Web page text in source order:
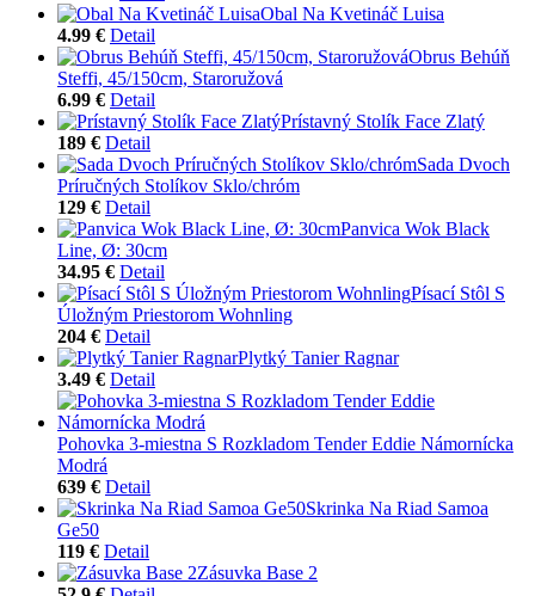
Obal Na Kvetináč Luisa
4.99 € Detail
Obrus Behúň
Steffi, 45/150cm, Staroružová
6.99 € Detail
Prístavný Stolík Face Zlatý
189 € Detail
Sada Dvoch
Príručných Stolíkov Sklo/chróm
129 € Detail
Panvica Wok Black
Line, Ø: 30cm
34.95 € Detail
Písací Stôl S
Úložným Priestorom Wohnling
204 € Detail
Plytký Tanier Ragnar
3.49 € Detail
Pohovka 3-miestna S Rozkladom Tender Eddie Námornícka
Modrá
639 € Detail
Skrinka Na Riad Samoa
Ge50
119 € Detail
Zásuvka Base 2